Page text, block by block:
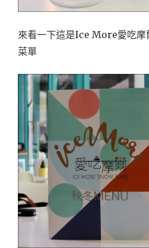
來看一下這是Ice More愛吃摩
菜單